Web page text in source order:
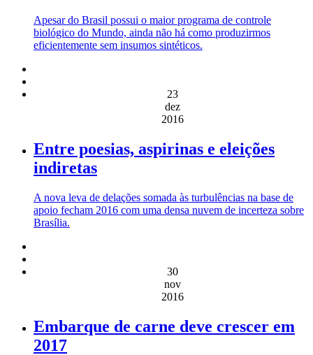
Apesar do Brasil possui o maior programa de controle
biológico do Mundo, ainda não há como produzirmos
eficientemente sem insumos sintéticos.
23
dez
2016
Entre poesias, aspirinas e eleições
indiretas
A nova leva de delações somada às turbulências na base de
apoio fecham 2016 com uma densa nuvem de incerteza sobre
Brasília.
30
nov
2016
Embarque de carne deve crescer em
2017